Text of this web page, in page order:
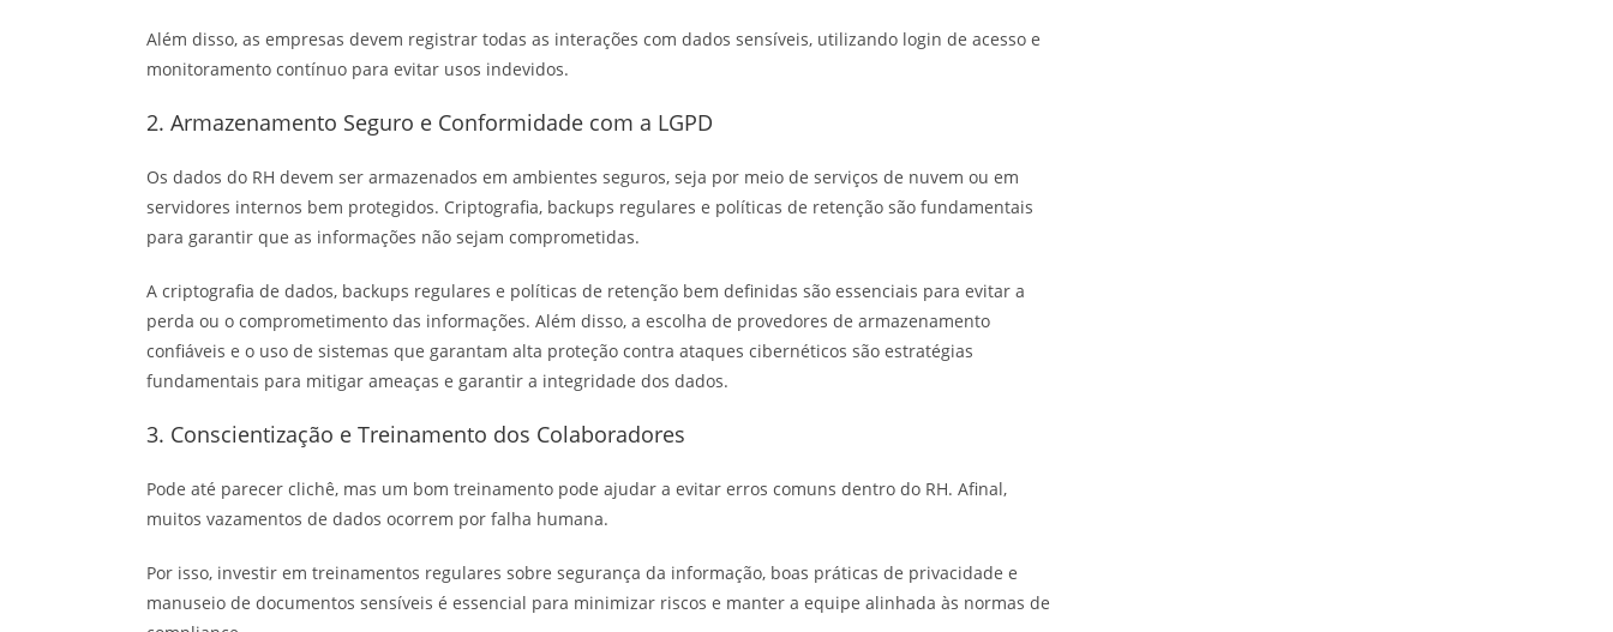
Além disso, as empresas devem registrar todas as interações com dados sensíveis, utilizando login de acesso e
monitoramento contínuo para evitar usos indevidos.
2. Armazenamento Seguro e Conformidade com a LGPD
Os dados do RH devem ser armazenados em ambientes seguros, seja por meio de serviços de nuvem ou em
servidores internos bem protegidos. Criptografia, backups regulares e políticas de retenção são fundamentais
para garantir que as informações não sejam comprometidas.
A criptografia de dados, backups regulares e políticas de retenção bem definidas são essenciais para evitar a
perda ou o comprometimento das informações. Além disso, a escolha de provedores de armazenamento
confiáveis e o uso de sistemas que garantam alta proteção contra ataques cibernéticos são estratégias
fundamentais para mitigar ameaças e garantir a integridade dos dados.
3. Conscientização e Treinamento dos Colaboradores
Pode até parecer clichê, mas um bom treinamento pode ajudar a evitar erros comuns dentro do RH. Afinal,
muitos vazamentos de dados ocorrem por falha humana.
Por isso, investir em treinamentos regulares sobre segurança da informação, boas práticas de privacidade e
manuseio de documentos sensíveis é essencial para minimizar riscos e manter a equipe alinhada às normas de